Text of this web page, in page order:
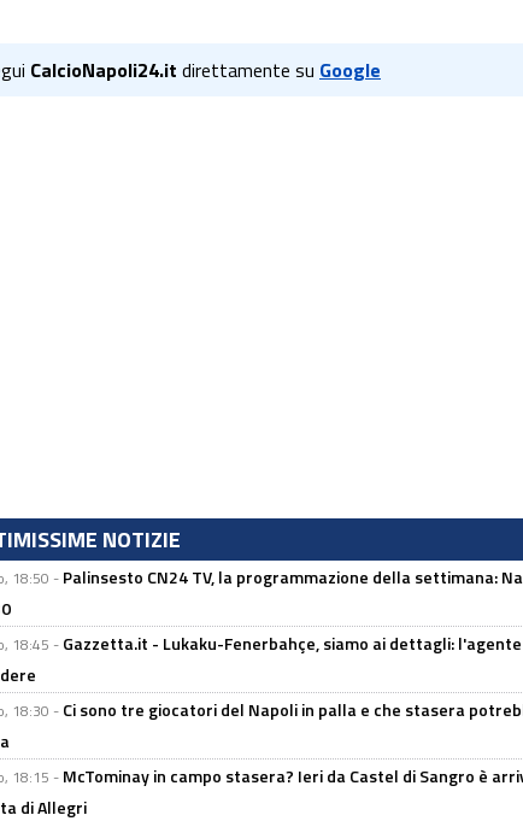
CalcioNapoli24.it direttamente su Google
NOTIZIE
18:50 - Palinsesto CN24 TV, la programmazione della settimana:
18:45 - Gazzetta.it - Lukaku-Fenerbahçe, siamo ai dettagli:
18:30 - Ci sono tre giocatori del Napoli in palla e che stasera
18:15 - McTominay in campo stasera? Ieri da Castel di Sangro è
di Allegri